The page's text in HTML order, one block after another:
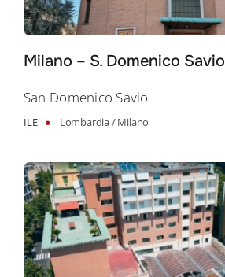
Milano – S. Domenico Savio
San Domenico Savio
ILE • Lombardia /Milano